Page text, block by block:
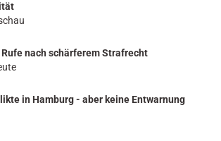
nach schärferem Strafrecht
in Hamburg - aber keine Entwarnung